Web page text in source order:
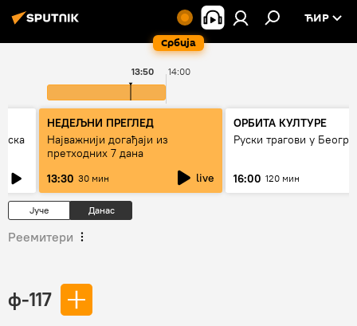
Србија
ЋИР
14:00
13:50
НЕДЕЉНИ ПРЕГЛЕД
Најважнији догађаји из
претходних 7 дана
13:30 30 мин live
ОРБИТА КУЛТУРЕ
Руски трагови у
16:00 120 мин
Јуче Данас
Реемитери
ф-117